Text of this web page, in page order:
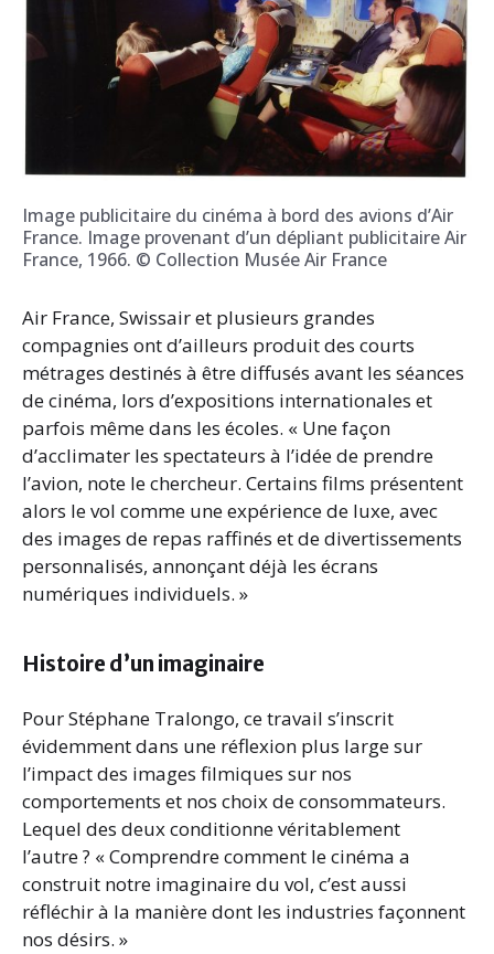
Image publicitaire du cinéma à bord des avions d’Air
France. Image provenant d’un dépliant publicitaire Air
France, 1966. © Collection Musée Air France
Air France, Swissair et plusieurs grandes
compagnies ont d’ailleurs produit des courts
métrages destinés à être diffusés avant les séances
de cinéma, lors d’expositions internationales et
parfois même dans les écoles. « Une façon
d’acclimater les spectateurs à l’idée de prendre
l’avion, note le chercheur. Certains films présentent
alors le vol comme une expérience de luxe, avec
des images de repas raffinés et de divertissements
personnalisés, annonçant déjà les écrans
numériques individuels. »
Histoire d’un imaginaire
Pour Stéphane Tralongo, ce travail s’inscrit
évidemment dans une réflexion plus large sur
l’impact des images filmiques sur nos
comportements et nos choix de consommateurs.
Lequel des deux conditionne véritablement
l’autre ? « Comprendre comment le cinéma a
construit notre imaginaire du vol, c’est aussi
réfléchir à la manière dont les industries façonnent
nos désirs. »